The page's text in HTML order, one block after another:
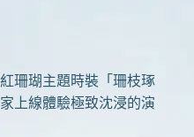
珊瑚主題時裝「珊枝琢
上線體驗極致沈浸的演